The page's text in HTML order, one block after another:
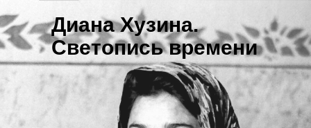
Диана Хузина.
Светопись времени